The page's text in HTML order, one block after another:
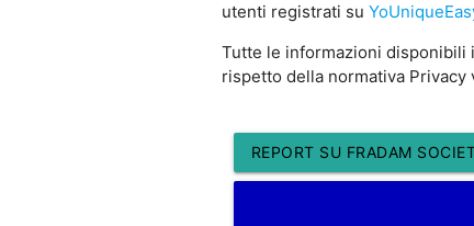
utenti registrati su
Tutte le informazioni disponibili
rispetto della normativa Privacy
REPORT SU FRADAM